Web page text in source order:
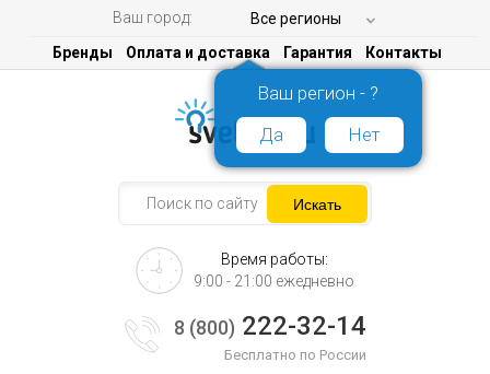
Ваш город: Все регионы
Ваш регион - ?
Да
Нет
Бренды Оплата и доставка Гарантия Контакты
Время работы:
9:00 - 21:00 ежедневно
8 (800) 222-32-14
Бесплатно по России